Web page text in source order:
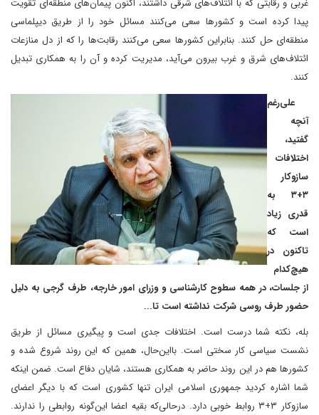
غربی و رقابتی که با ائتلاف‌های شرقی داشتند، اکنون پیمان‌های منطقه‌ای تقویت
پیدا کرده است و کشورها سعی می‌کنند ‌مسائل خود را از طریق دیپلماسی
منطقه‌ای حل کنند. بنابراین کشورها سعی می‌کنند رقابت‌ها را که از دل منازعات
ائتلاف‌های شرق و غرب بیرون می‌آید، مدیریت کرده و آن را به همکاری تبدیل
کنند.
علی‌رغم
آنچه
گفتید،
اختلافات
سازوکار
۳+۳ به
قدری زیاد
است که
تاکنون در
هیچ‌کدام
از جلسات، در همه سطوح کارشناسی و وزرای امور خارجه، طرف گرجی به دلیل
حضور طرف روسی شرکت نداشته است تا‌...
بله، نکته شما درست است. اختلافات جدی است و پیگیری مسائل از طریق
نشست سیاسی کار سختی است. بااین‌حال، همین که این روند شروع شده و
کشورها هم در این روند حاضر به همکاری هستند، شایان دفاع است. ضمن اینکه
شما اشاره کردید جمهوری اسلامی ایران تنها کشوری است که با دیگر اعضای
سازوکار ۳+۳ روابط خوبی دارد. در‌حالی‌که بقیه اعضا این‌گونه روابطی را ندارند.